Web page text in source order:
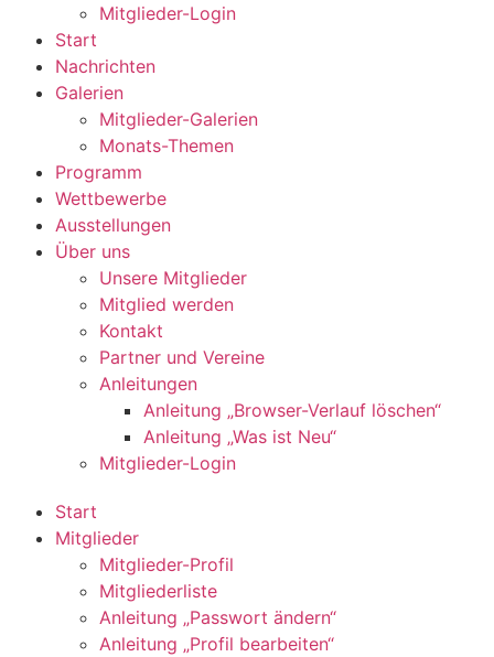
Mitglieder-Login
Start
Nachrichten
Galerien
Mitglieder-Galerien
Monats-Themen
Programm
Wettbewerbe
Ausstellungen
Über uns
Unsere Mitglieder
Mitglied werden
Kontakt
Partner und Vereine
Anleitungen
Anleitung „Browser-Verlauf löschen“
Anleitung „Was ist Neu“
Mitglieder-Login
Start
Mitglieder
Mitglieder-Profil
Mitgliederliste
Anleitung „Passwort ändern“
Anleitung „Profil bearbeiten“